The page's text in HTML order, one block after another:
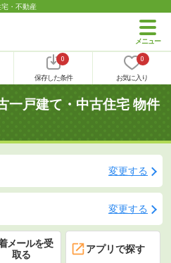
宅・不動産
0
保存した条件
0
お気に入り
一戸建て・中古住宅 物件
変更する
変更する
メールを受
取る
アプリで探す